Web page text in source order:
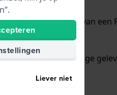
en is voorzien van
wordt het horloge
Liever niet